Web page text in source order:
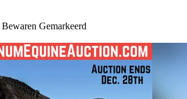
Bewaren Gemarkeerd